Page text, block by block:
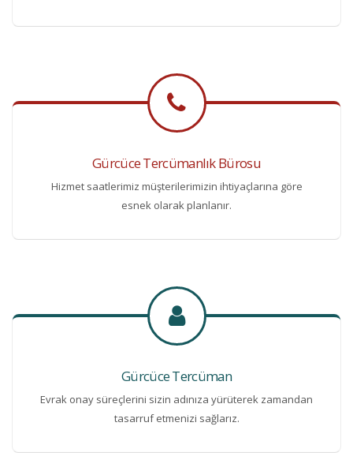
Gürcüce Tercümanlık Bürosu
Hizmet saatlerimiz müşterilerimizin ihtiyaçlarına göre
esnek olarak planlanır.
Gürcüce Tercüman
Evrak onay süreçlerini sizin adınıza yürüterek zamandan
tasarruf etmenizi sağlarız.